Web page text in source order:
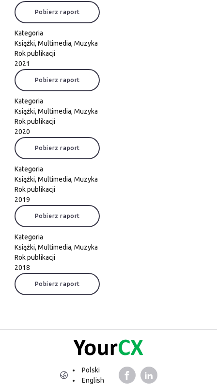
Pobierz raport
Kategoria
Książki, Multimedia, Muzyka
Rok publikacji
2021
Pobierz raport
Kategoria
Książki, Multimedia, Muzyka
Rok publikacji
2020
Pobierz raport
Kategoria
Książki, Multimedia, Muzyka
Rok publikacji
2019
Pobierz raport
Kategoria
Książki, Multimedia, Muzyka
Rok publikacji
2018
Pobierz raport
Polski
English